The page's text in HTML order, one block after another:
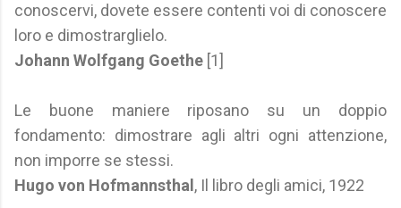
conoscervi, dovete essere contenti voi di conoscere
loro e dimostrarglielo.
Johann Wolfgang Goethe [1]
Le buone maniere riposano su un doppio
fondamento: dimostrare agli altri ogni attenzione,
non imporre se stessi.
Hugo von Hofmannsthal , Il libro degli amici, 1922